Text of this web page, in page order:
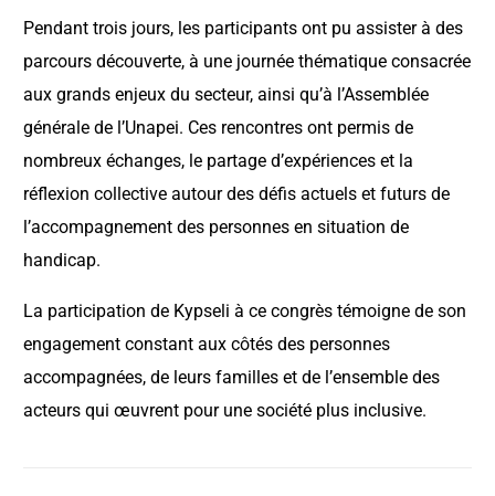
Pendant trois jours, les participants ont pu assister à des
parcours découverte, à une journée thématique consacrée
aux grands enjeux du secteur, ainsi qu’à l’Assemblée
générale de l’Unapei. Ces rencontres ont permis de
nombreux échanges, le partage d’expériences et la
réflexion collective autour des défis actuels et futurs de
l’accompagnement des personnes en situation de
handicap.
La participation de Kypseli à ce congrès témoigne de son
engagement constant aux côtés des personnes
accompagnées, de leurs familles et de l’ensemble des
acteurs qui œuvrent pour une société plus inclusive.